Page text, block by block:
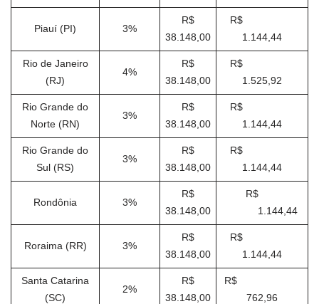
Piauí (PI) 3%
R$
38.148,00
R$
1.144,44
Rio de Janeiro
(RJ)
4%
R$
38.148,00
R$
1.525,92
Rio Grande do
Norte (RN)
3%
R$
38.148,00
R$
1.144,44
Rio Grande do
Sul (RS)
3%
R$
38.148,00
R$
1.144,44
Rondônia 3%
R$
38.148,00
R$
1.144,44
Roraima (RR) 3%
R$
38.148,00
R$
1.144,44
Santa Catarina
(SC)
2%
R$
38.148,00
R$
762,96